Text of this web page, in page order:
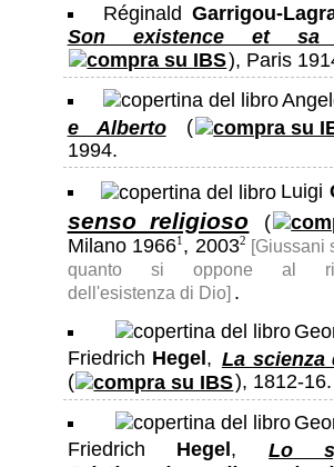
RéginaldGarrigou-
Son existence et sa
), Paris
e Alberto (
1994.
Luigi
senso religioso
(
Milano 19661, 20032
[Giussani
quanto si oppone al
dell'esistenza di Dio] .
Friedrich Hegel , La scienza
(
), 1812-16.
Friedrich Hegel , Lo